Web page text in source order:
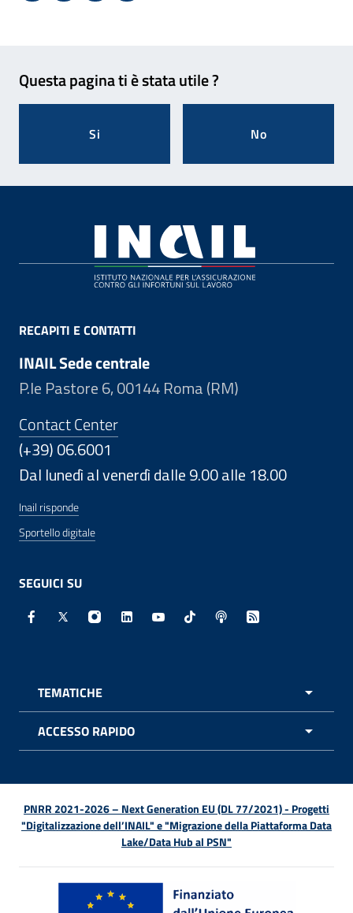
Questa pagina ti è stata utile ?
Si No
RECAPITI E CONTATTI
INAIL Sede centrale
P.le Pastore 6, 00144 Roma (RM)
Contact Center
(+39) 06.6001
Dal lunedì al venerdì dalle 9.00 alle 18.00
Inail risponde
Sportello digitale
SEGUICI SU
Facebook - Sito esterno - Apertura in nuova finestra
X - Sito esterno - Apertura in nuova finestra
Instagram - Sito esterno - Apertura in
Linkedin - Sito esterno - Apertura in
Youtube - Sito esterno -
TikTok - Sito esterno -
Spreaker - Sito
Feed RSS -
TEMATICHE
ACCESSO RAPIDO
PNRR 2021-2026 – Next Generation EU (DL 77/2021) - Progetti
"Digitalizzazione dell’INAIL" e "Migrazione della Piattaforma Data
Lake/Data Hub al PSN"